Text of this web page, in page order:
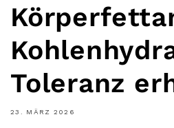
Toleranz
23. MÄRZ 2026